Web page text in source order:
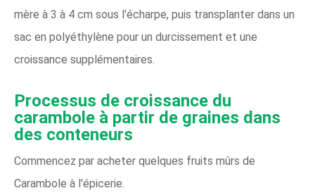
mère à 3 à 4 cm sous l'écharpe, puis transplanter dans un
sac en polyéthylène pour un durcissement et une
croissance supplémentaires.
Processus de croissance du
carambole à partir de graines dans
des conteneurs
Commencez par acheter quelques fruits mûrs de
Carambole à l'épicerie.